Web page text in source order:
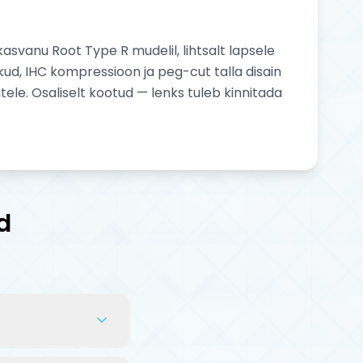
Root Type R mudelil, lihtsalt lapsele
IHC kompressioon ja peg-cut talla disain
Osaliselt kootud — lenks tuleb kinnitada